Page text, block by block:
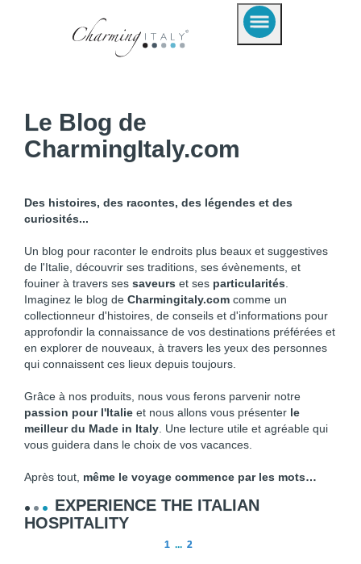
Le Blog de
CharmingItaly.com
Des histoires, des racontes, des légendes et des
curiosités...
Un blog pour raconter le endroits plus beaux et suggestives
de l'Italie, découvrir ses traditions, ses évènements, et
fouiner à travers ses saveurs et ses particularités
Imaginez le blog de Charmingitaly.com comme un
collectionneur d'histoires, de conseils et d'informations pour
approfondir la connaissance de vos destinations préférées et
en explorer de nouveaux, à travers les yeux des personnes
qui connaissent ces lieux depuis toujours.
Grâce à nos produits, nous vous ferons parvenir notre
passion pour l'Italie et nous allons vous présenter le
meilleur du Made in Italy . Une lecture utile et agréable qui
vous guidera dans le choix de vos vacances.
Après tout, même le voyage commence par les mots…
EXPERIENCE THE ITALIAN
HOSPITALITY
1 ... 2